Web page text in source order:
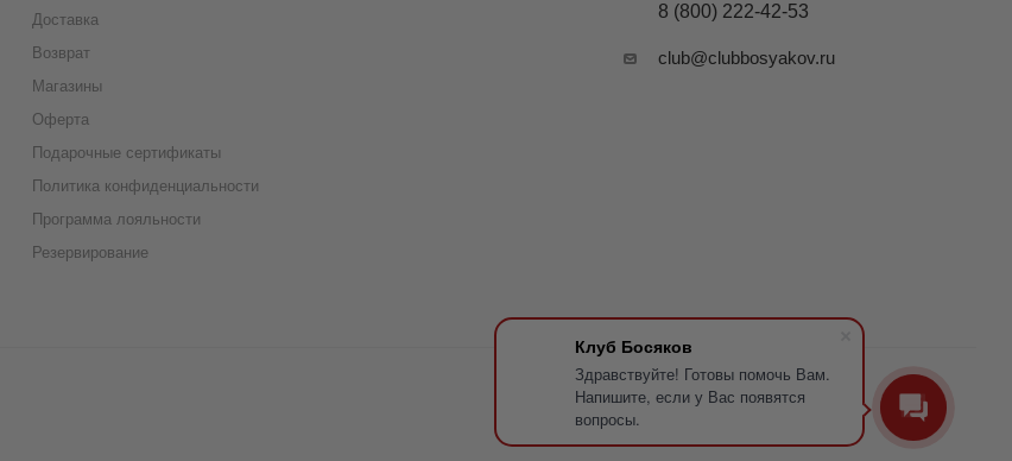
Клуб Босяков
Здравствуйте! Готовы помочь Вам.
Напишите, если у Вас появятся
вопросы.
Доставка
Возврат
Магазины
Оферта
Подарочные сертификаты
Политика конфиденциальности
Программа лояльности
Резервирование
8 (800) 222-42-53
club@clubbosyakov.ru